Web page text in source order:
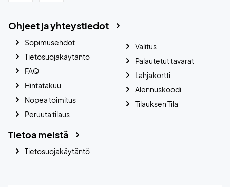
Ohjeet ja yhteystiedot
Sopimusehdot
Tietosuojakäytäntö
FAQ
Hintatakuu
Nopea toimitus
Peruuta tilaus
Valitus
Palautetut tavarat
Lahjakortti
Alennuskoodi
Tilauksen Tila
Tietoa meistä
Tietosuojakäytäntö